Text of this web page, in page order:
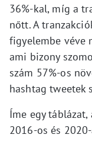
36%-kal, míg a
nőtt. A
figyelembe véve
ami bizony
szám 57%-os
hashtag tweetek
Íme egy
2016-os és